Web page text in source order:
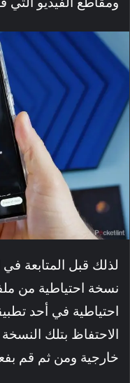
لذلك قبل المتابعة في
نسخة احتياطية من
الاحتفاظ بتلك
خارجية ومن ثم قم